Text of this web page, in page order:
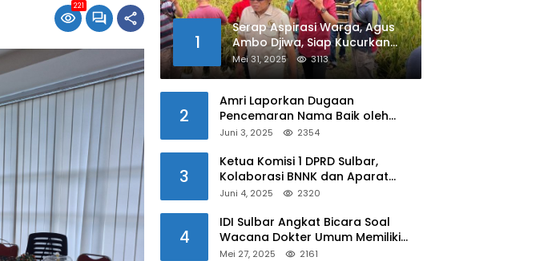
221
1
Serap Aspirasi Warga, Agus
Ambo Djiwa, Siap Kucurkan
Bantuan Pertanian di Kalukku
Mei 31, 2025 3113
2
Amri Laporkan Dugaan
Pencemaran Nama Baik oleh
Oknum Polisi ke Propam Polda
Juni 3, 2025 2354
3
Ketua Komisi 1 DPRD Sulbar,
Kolaborasi BNNK dan Aparat
Kepolisian Tekan Penyalahgunaan
Juni 4, 2025 2320
4
IDI Sulbar Angkat Bicara Soal
Wacana Dokter Umum Memiliki
Kewenangan Operasi Caesar
Mei 27, 2025 2161